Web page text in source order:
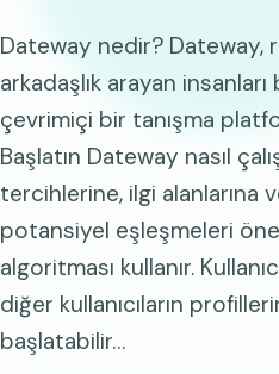
Dateway nedir? Dateway,
arkadaşlık arayan
çevrimiçi bir tanışma
Başlatın Dateway nasıl
tercihlerine, ilgi alanlarına
potansiyel eşleşmeleri
algoritması kullanır.
diğer kullanıcıların
başlatabilir…